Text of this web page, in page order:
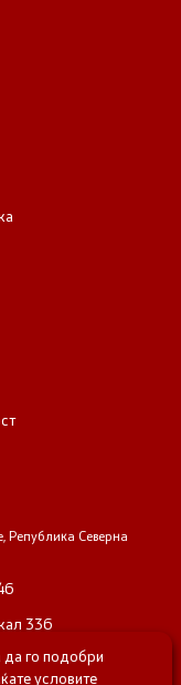
Република Северна
336
да го подобри
условите